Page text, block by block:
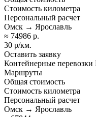
Стоимость километра
Персональный расчет
Омск → Ярославль
≈ 74986 р.
30 р/км.
Оставить заявку
Контейнерные перевозки
Маршруты
Общая стоимость
Стоимость километра
Персональный расчет
Омск → Ярославль